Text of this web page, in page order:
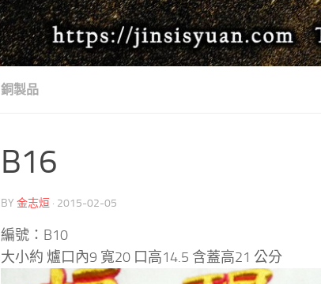
銅製品
B16
BY 金志烜 · 2015-02-05
編號：B10
大小約 爐口內9 寬20 口高14.5 含蓋高21 公分